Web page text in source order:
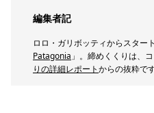
編集者記
ロロ・ガリボッティからスター
Patagonia 」。締めくくりは、
りの詳細レポートからの抜粋です